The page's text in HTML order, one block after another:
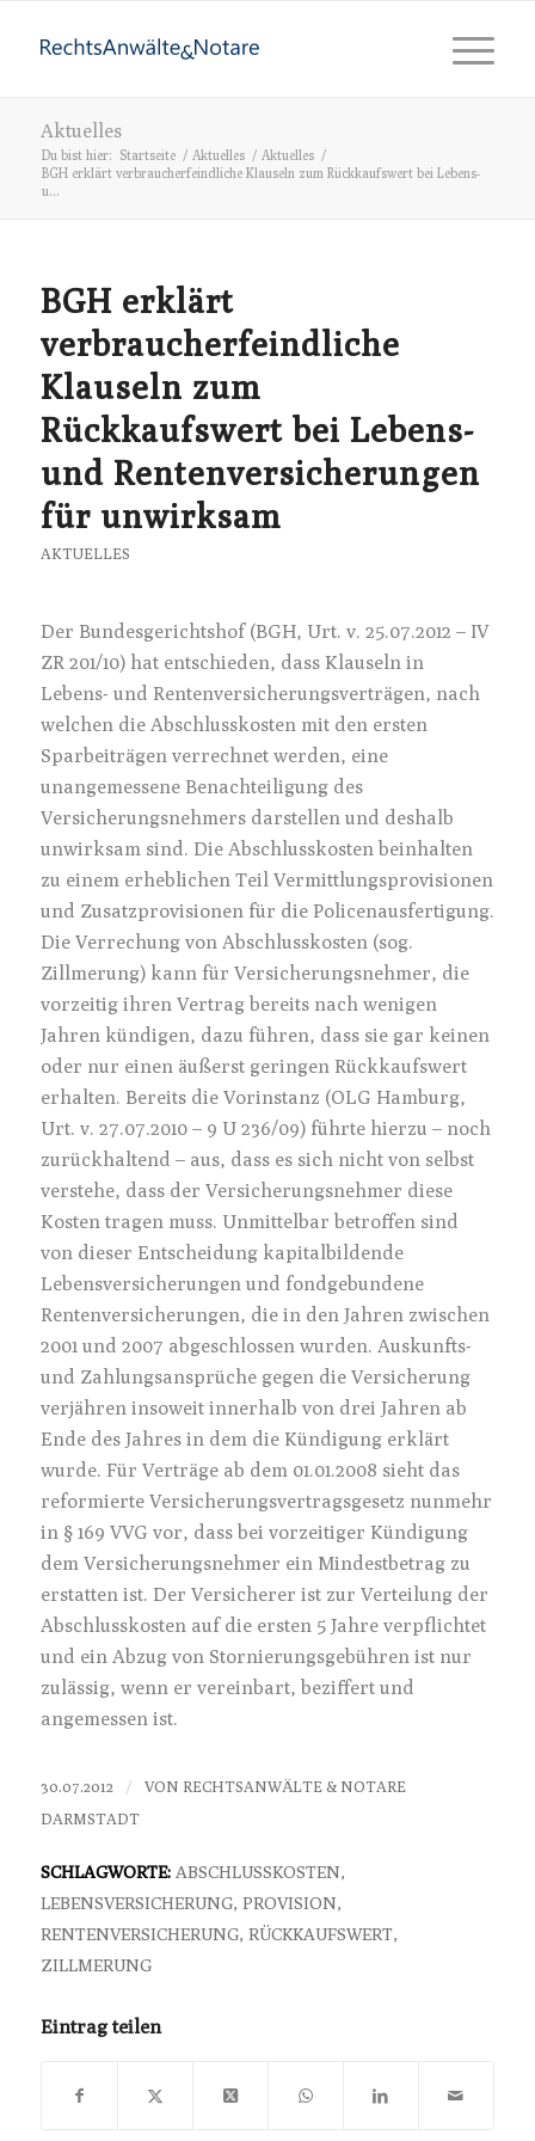
Aktuelles
Du bist hier: Startseite / Aktuelles / Aktuelles /
BGH erklärt verbraucherfeindliche Klauseln zum Rückkaufswert bei Lebens-
u...
BGH erklärt
verbraucherfeindliche
Klauseln zum
Rückkaufswert bei Lebens-
und Rentenversicherungen
für unwirksam
AKTUELLES
Der Bundesgerichtshof (BGH, Urt. v. 25.07.2012 – IV
ZR 201/10) hat entschieden, dass Klauseln in
Lebens- und Rentenversicherungsverträgen, nach
welchen die Abschlusskosten mit den ersten
Sparbeiträgen verrechnet werden, eine
unangemessene Benachteiligung des
Versicherungsnehmers darstellen und deshalb
unwirksam sind. Die Abschlusskosten beinhalten
zu einem erheblichen Teil Vermittlungsprovisionen
und Zusatzprovisionen für die Policenausfertigung.
Die Verrechung von Abschlusskosten (sog.
Zillmerung) kann für Versicherungsnehmer, die
vorzeitig ihren Vertrag bereits nach wenigen
Jahren kündigen, dazu führen, dass sie gar keinen
oder nur einen äußerst geringen Rückkaufswert
erhalten. Bereits die Vorinstanz (OLG Hamburg,
Urt. v. 27.07.2010 – 9 U 236/09) führte hierzu – noch
zurückhaltend – aus, dass es sich nicht von selbst
verstehe, dass der Versicherungsnehmer diese
Kosten tragen muss. Unmittelbar betroffen sind
von dieser Entscheidung kapitalbildende
Lebensversicherungen und fondgebundene
Rentenversicherungen, die in den Jahren zwischen
2001 und 2007 abgeschlossen wurden. Auskunfts-
und Zahlungsansprüche gegen die Versicherung
verjähren insoweit innerhalb von drei Jahren ab
Ende des Jahres in dem die Kündigung erklärt
wurde. Für Verträge ab dem 01.01.2008 sieht das
reformierte Versicherungsvertragsgesetz nunmehr
in § 169 VVG vor, dass bei vorzeitiger Kündigung
dem Versicherungsnehmer ein Mindestbetrag zu
erstatten ist. Der Versicherer ist zur Verteilung der
Abschlusskosten auf die ersten 5 Jahre verpflichtet
und ein Abzug von Stornierungsgebühren ist nur
zulässig, wenn er vereinbart, beziffert und
angemessen ist.
30.07.2012 / VON RECHTSANWÄLTE & NOTARE
DARMSTADT
SCHLAGWORTE: ABSCHLUSSKOSTEN,
LEBENSVERSICHERUNG, PROVISION,
RENTENVERSICHERUNG, RÜCKKAUFSWERT,
ZILLMERUNG
Eintrag teilen